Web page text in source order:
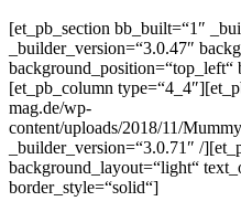
[et_pb_section bb_built=“1″
_builder_version=“3.0.47″
background_position=“top_left“
[et_pb_column
mag.de/wp-
content/uploads/2018/11/
_builder_version=“3.0.71″ /
background_layout=“light“
border_style=“solid“]